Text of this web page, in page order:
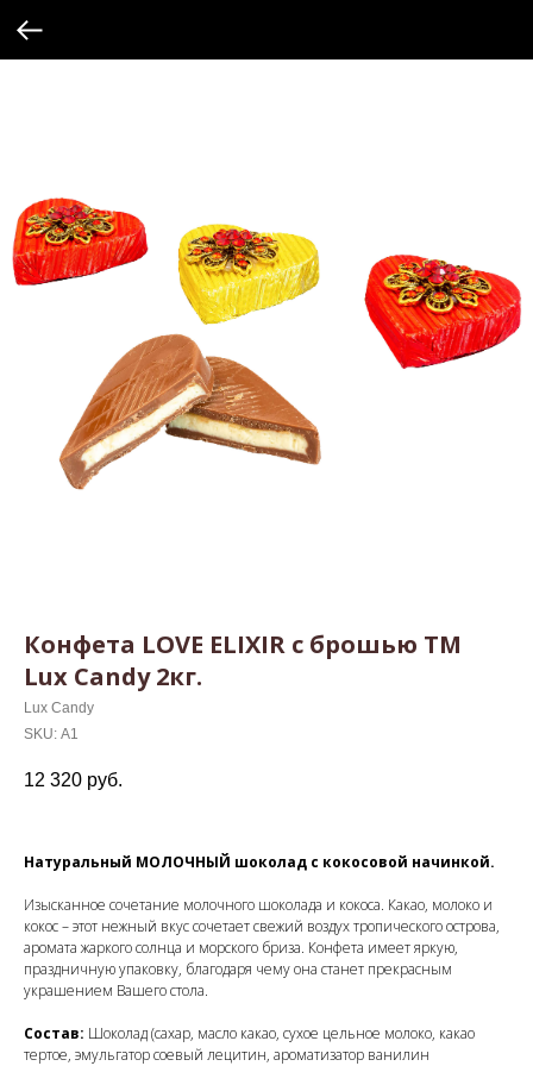
Конфета LOVE ELIXIR с брошью TM
Lux Candy 2кг.
Lux Candy
SKU: А1
12 320 руб.
Натуральный МОЛОЧНЫЙ шоколад с кокосовой начинкой.
Изысканное сочетание молочного шоколада и кокоса. Какао, молоко и
кокос – этот нежный вкус сочетает свежий воздух тропического острова,
аромата жаркого солнца и морского бриза. Конфета имеет яркую,
праздничную упаковку, благодаря чему она станет прекрасным
украшением Вашего стола.
Состав: Шоколад (сахар, масло какао, сухое цельное молоко, какао
тертое, эмульгатор соевый лецитин, ароматизатор ванилин